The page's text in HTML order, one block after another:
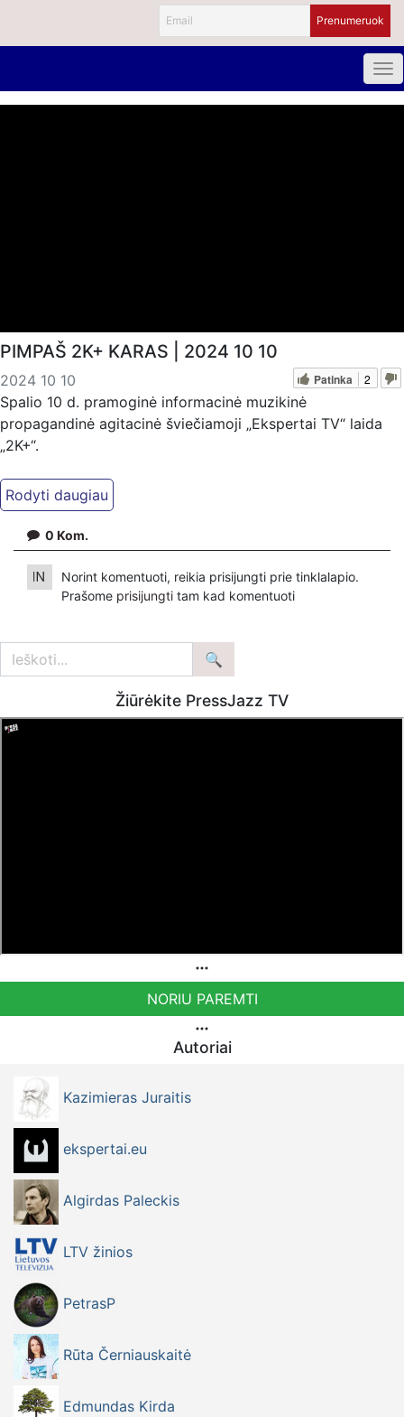
PIMPAŠ 2K+ KARAS | 2024 10 10
2024 10 10 Patinka 2
Spalio 10 d. pramoginė informacinė muzikinė
propagandinė agitacinė šviečiamoji „Ekspertai TV“ laida
„2K+“.
Kiti mūsų kanalai:
Ekspertai.eu Telegram'e – https://t.me/ekspertaiTelegram
https://www.ekspertai.eu
Mūsų veikla galima tik dėka skaitytojų ir žiūrovų, mus
VšĮ „Ekspertai.eu“ per PayPal paspaudę šią nuorodą –
https://www.paypal.com/paypalme/Ekspertaieu?
0 Kom.
Norint komentuoti, reikia prisijungti prie tinklalapio.
Prašome prisijungti tam kad komentuoti
Žiūrėkite PressJazz TV
NORIU PAREMTI
Autoriai
Kazimieras Juraitis
ekspertai.eu
Algirdas Paleckis
LTV žinios
PetrasP
Rūta Černiauskaitė
Edmundas Kirda